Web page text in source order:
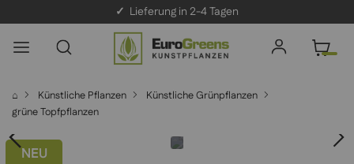
✓ Lieferung in 2-4 Tagen
⌂ Künstliche Pflanzen
Künstliche Grünpflanzen
grüne Topfpflanzen
NEU